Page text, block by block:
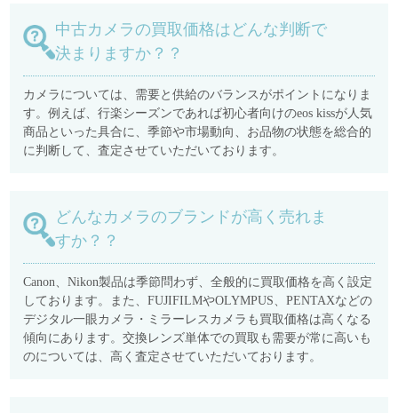
中古カメラの買取価格はどんな判断で
決まりますか？？
カメラについては、需要と供給のバランスがポイントになりま
す。例えば、行楽シーズンであれば初心者向けのeos kissが人気
商品といった具合に、季節や市場動向、お品物の状態を総合的
に判断して、査定させていただいております。
どんなカメラのブランドが高く売れま
すか？？
Canon、Nikon製品は季節問わず、全般的に買取価格を高く設定
しております。また、FUJIFILMやOLYMPUS、PENTAXなどの
デジタル一眼カメラ・ミラーレスカメラも買取価格は高くなる
傾向にあります。交換レンズ単体での買取も需要が常に高いも
のについては、高く査定させていただいております。